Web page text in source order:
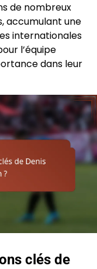
de nombreux
accumulant une
internationales
l’équipe
dans leur
clés de